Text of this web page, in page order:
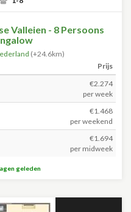
Valleien - 8 Persoons
(+24.6km)
Prijs
€2.274
per week
€1.468
per weekend
€1.694
per midweek
geleden